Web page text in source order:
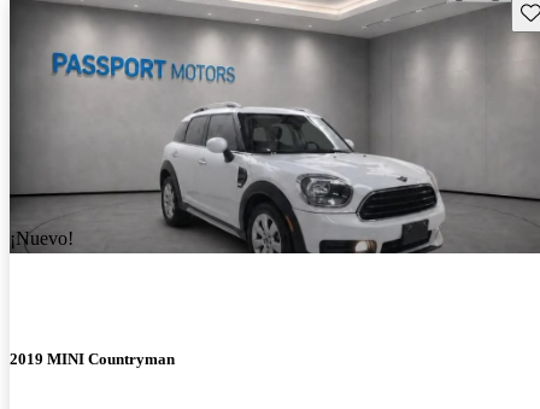
¡Nuevo!
2019 MINI Countryman